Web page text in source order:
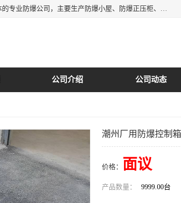
南阳首安防爆电气有限公司是一家集开发、生产、销售、安装、服务为一体的专业防爆公司，主要生产防爆小屋、防爆正压柜、防爆空调、防爆控制箱、防爆配电箱（柜），防爆正压系列，防爆灯具，防爆风机，防爆管件，粉尘防爆，防腐防尘防水等百余系列上千种防爆产品。
公司介绍 公司动态
潮州厂用防爆控制
价格： 面议
产品数量： 9999.00台